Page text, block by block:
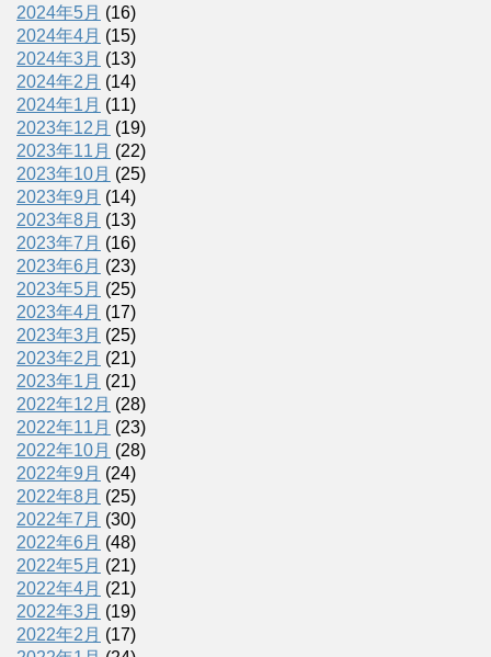
2024年5月 (16)
2024年4月 (15)
2024年3月 (13)
2024年2月 (14)
2024年1月 (11)
2023年12月 (19)
2023年11月 (22)
2023年10月 (25)
2023年9月 (14)
2023年8月 (13)
2023年7月 (16)
2023年6月 (23)
2023年5月 (25)
2023年4月 (17)
2023年3月 (25)
2023年2月 (21)
2023年1月 (21)
2022年12月 (28)
2022年11月 (23)
2022年10月 (28)
2022年9月 (24)
2022年8月 (25)
2022年7月 (30)
2022年6月 (48)
2022年5月 (21)
2022年4月 (21)
2022年3月 (19)
2022年2月 (17)